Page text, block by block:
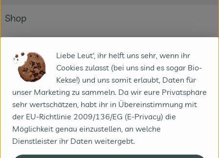
Vorratskammer
Süßes & Salziges
Getränke
Drogerie
Shop
BioKisten
Gemüse
Obst
Kühlprodukte
Fleisch & Fisch
Bäckerei
Vorratskammer
Getränke
Liebe Leut', ihr helft uns sehr, wenn ihr
Cookies zulasst (bei uns sind es sogar Bio-
Kekse!) und uns somit erlaubt, Daten für
unser Marketing zu sammeln. Da wir eure Privatsphäre
sehr wertschätzen, habt ihr in Übereinstimmung mit
der EU-Richtlinie 2009/136/EG (E-Privacy) die
Möglichkeit genau einzustellen, an welche
Dienstleister ihr Daten weitergebt.